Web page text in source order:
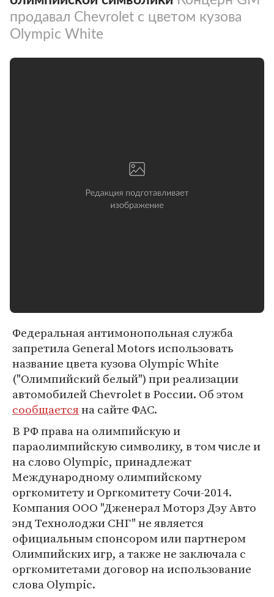
продавал Chevrolet с цветом кузова
Olympic White
Федеральная антимонопольная служба
запретила General Motors использовать
название цвета кузова Olympic White
("Олимпийский белый") при реализации
автомобилей Chevrolet в России. Об этом
сообщаетсяна сайте ФАС.
В РФ права на олимпийскую и
параолимпийскую символику, в том числе и
на слово Olympic, принадлежат
Международному олимпийскому
оргкомитету и Оргкомитету Сочи-2014.
Компания ООО "Дженерал Моторз Дэу Авто
энд Технолоджи СНГ" не является
официальным спонсором или партнером
Олимпийских игр, а также не заключала с
оргкомитетами договор на использование
слова Olympic.